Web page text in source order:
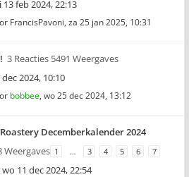
13 feb 2024, 22:13
FrancisPavoni, za 25 jan 2025, 10:31
3 Reacties 5491 Weergaves
2024, 10:10
bobbee, wo 25 dec 2024, 13:12
Decemberkalender 2024
Weergaves 1 … 3 4 5 6 7
wo 11 dec 2024, 22:54